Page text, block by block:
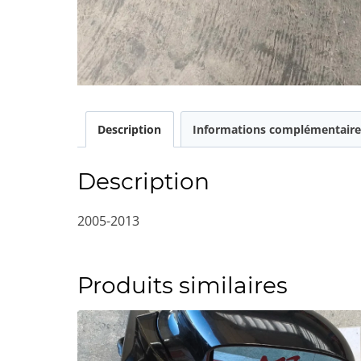
Description Informations
Description
2005-2013
Produits similaires